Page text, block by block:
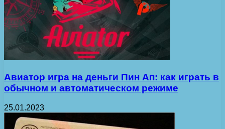
Авиатор игра на деньги Пин Ап: как играть в
обычном и автоматическом режиме
25.01.2023